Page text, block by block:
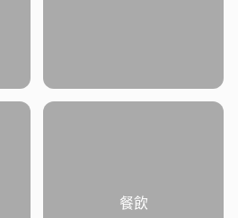
餐飲